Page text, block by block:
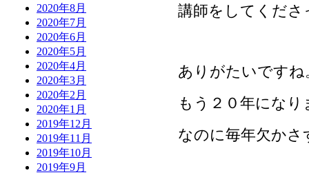
2020年8月
2020年7月
2020年6月
2020年5月
2020年4月
2020年3月
2020年2月
2020年1月
2019年12月
2019年11月
2019年10月
2019年9月
講師をしてくだ
ありがたいですね
もう２０年になり
なのに毎年欠か